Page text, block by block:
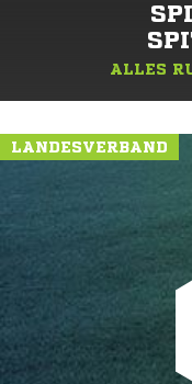
ALLES
LANDESVERBAND